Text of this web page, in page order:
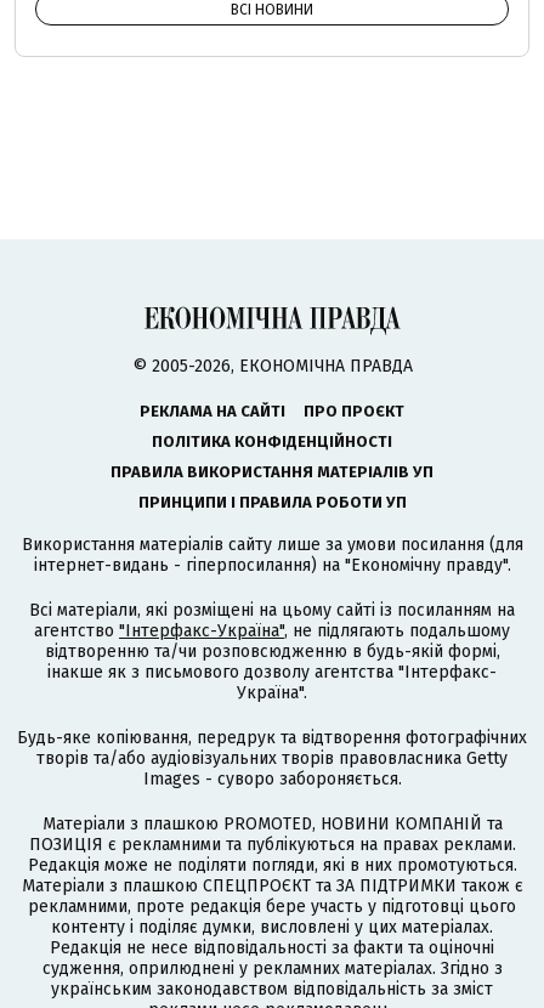
ВСІ НОВИНИ
© 2005-2026, ЕКОНОМІЧНА ПРАВДА
РЕКЛАМА НА САЙТІ
ПРО ПРОЄКТ
ПОЛІТИКА КОНФІДЕНЦІЙНОСТІ
ПРАВИЛА ВИКОРИСТАННЯ МАТЕРІАЛІВ УП
ПРИНЦИПИ І ПРАВИЛА РОБОТИ УП
Використання матеріалів сайту лише за умови посилання (для
інтернет-видань - гіперпосилання) на "Економічну правду".
Всі матеріали, які розміщені на цьому сайті із посиланням на
агентство "Інтерфакс-Україна", не підлягають подальшому
відтворенню та/чи розповсюдженню в будь-якій формі,
інакше як з письмового дозволу агентства "Інтерфакс-
Україна".
Будь-яке копіювання, передрук та відтворення фотографічних
творів та/або аудіовізуальних творів правовласника Getty
Images - суворо забороняється.
Матеріали з плашкою PROMOTED, НОВИНИ КОМПАНІЙ та
ПОЗИЦІЯ є рекламними та публікуються на правах реклами.
Редакція може не поділяти погляди, які в них промотуються.
Матеріали з плашкою СПЕЦПРОЄКТ та ЗА ПІДТРИМКИ також є
рекламними, проте редакція бере участь у підготовці цього
контенту і поділяє думки, висловлені у цих матеріалах.
Редакція не несе відповідальності за факти та оціночні
судження, оприлюднені у рекламних матеріалах. Згідно з
українським законодавством відповідальність за зміст